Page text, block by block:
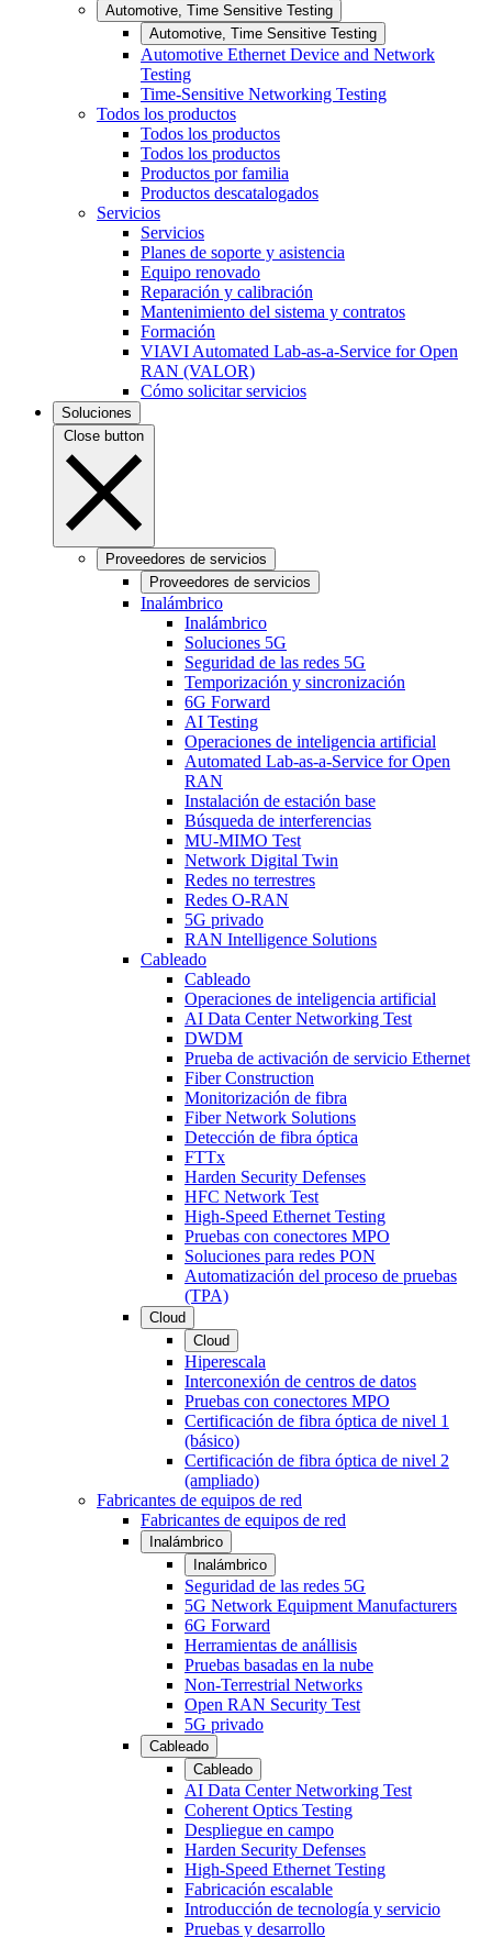
Automotive, Time Sensitive Testing
Automotive, Time Sensitive Testing
Automotive Ethernet Device and Network
Testing
Time-Sensitive Networking Testing
Todos los productos
Todos los productos
Todos los productos
Productos por familia
Productos descatalogados
Servicios
Servicios
Planes de soporte y asistencia
Equipo renovado
Reparación y calibración
Mantenimiento del sistema y contratos
Formación
VIAVI Automated Lab-as-a-Service for Open
RAN (VALOR)
Cómo solicitar servicios
Soluciones
Close button
Proveedores de servicios
Proveedores de servicios
Inalámbrico
Inalámbrico
Soluciones 5G
Seguridad de las redes 5G
Temporización y sincronización
6G Forward
AI Testing
Operaciones de inteligencia artificial
Automated Lab-as-a-Service for Open
RAN
Instalación de estación base
Búsqueda de interferencias
MU-MIMO Test
Network Digital Twin
Redes no terrestres
Redes O-RAN
5G privado
RAN Intelligence Solutions
Cableado
Cableado
Operaciones de inteligencia artificial
AI Data Center Networking Test
DWDM
Prueba de activación de servicio Ethernet
Fiber Construction
Monitorización de fibra
Fiber Network Solutions
Detección de fibra óptica
FTTx
Harden Security Defenses
HFC Network Test
High-Speed Ethernet Testing
Pruebas con conectores MPO
Soluciones para redes PON
Automatización del proceso de pruebas
(TPA)
Cloud
Cloud
Hiperescala
Interconexión de centros de datos
Pruebas con conectores MPO
Certificación de fibra óptica de nivel 1
(básico)
Certificación de fibra óptica de nivel 2
(ampliado)
Fabricantes de equipos de red
Fabricantes de equipos de red
Inalámbrico
Inalámbrico
Seguridad de las redes 5G
5G Network Equipment Manufacturers
6G Forward
Herramientas de anállisis
Pruebas basadas en la nube
Non-Terrestrial Networks
Open RAN Security Test
5G privado
Cableado
Cableado
AI Data Center Networking Test
Coherent Optics Testing
Despliegue en campo
Harden Security Defenses
High-Speed Ethernet Testing
Fabricación escalable
Introducción de tecnología y servicio
Pruebas y desarrollo